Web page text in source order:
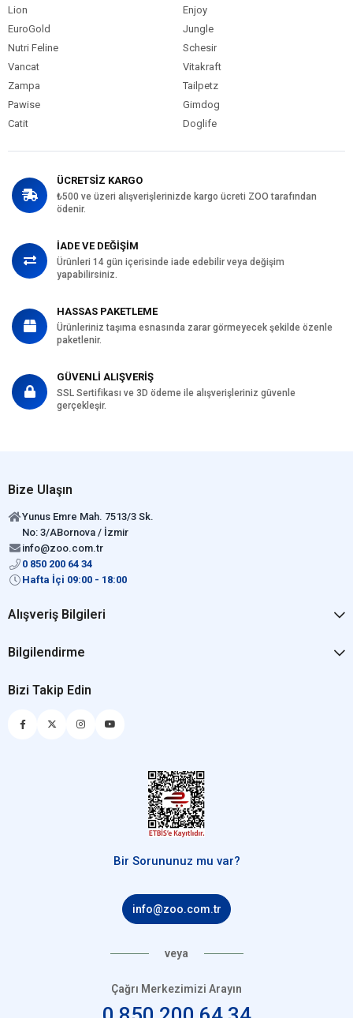
Lion
Enjoy
EuroGold
Jungle
Nutri Feline
Schesir
Vancat
Vitakraft
Zampa
Tailpetz
Pawise
Gimdog
Catit
Doglife
ÜCRETSİZ KARGO
₺500 ve üzeri alışverişlerinizde kargo ücreti ZOO tarafından
ödenir.
İADE VE DEĞİŞİM
Ürünleri 14 gün içerisinde iade edebilir veya değişim
yapabilirsiniz.
HASSAS PAKETLEME
Ürünleriniz taşıma esnasında zarar görmeyecek şekilde özenle
paketlenir.
GÜVENLİ ALIŞVERİŞ
SSL Sertifikası ve 3D ödeme ile alışverişleriniz güvenle
gerçekleşir.
Bize Ulaşın
Yunus Emre Mah. 7513/3 Sk.
No: 3/ABornova / İzmir
info@zoo.com.tr
0 850 200 64 34
Hafta İçi 09:00 - 18:00
Alışveriş Bilgileri
Bilgilendirme
Bizi Takip Edin
Bir Sorununuz mu var?
info@zoo.com.tr
veya
Çağrı Merkezimizi Arayın